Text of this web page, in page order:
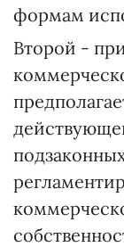
формам
Второй -